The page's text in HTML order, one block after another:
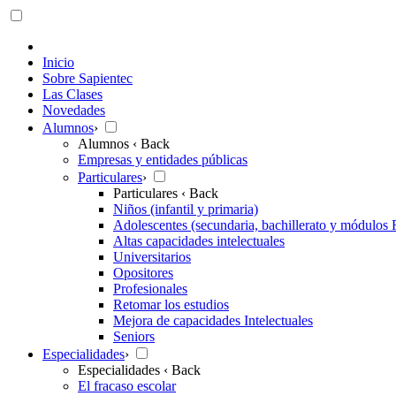
Inicio
Sobre Sapientec
Las Clases
Novedades
Alumnos›
Alumnos ‹ Back
Empresas y entidades públicas
Particulares›
Particulares ‹ Back
Niños (infantil y primaria)
Adolescentes (secundaria, bachillerato y módulos
Altas capacidades intelectuales
Universitarios
Opositores
Profesionales
Retomar los estudios
Mejora de capacidades Intelectuales
Seniors
Especialidades›
Especialidades ‹ Back
El fracaso escolar